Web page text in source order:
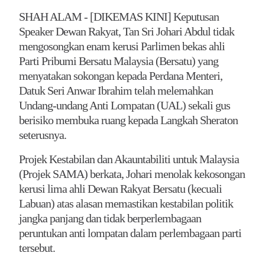
SHAH ALAM - [DIKEMAS KINI]Keputusan
Speaker Dewan Rakyat, Tan Sri Johari Abdul tidak
mengosongkan enam kerusi Parlimen bekas ahli
Parti Pribumi Bersatu Malaysia (Bersatu) yang
menyatakan sokongan kepada Perdana Menteri,
Datuk Seri Anwar Ibrahim telah melemahkan
Undang-undang Anti Lompatan (UAL) sekali gus
berisiko membuka ruang kepada Langkah Sheraton
seterusnya.
Projek Kestabilan dan Akauntabiliti untuk Malaysia
(Projek SAMA) berkata, Johari menolak kekosongan
kerusi lima ahli Dewan Rakyat Bersatu (kecuali
Labuan) atas alasan memastikan kestabilan politik
jangka panjang dan tidak berperlembagaan
peruntukan anti lompatan dalam perlembagaan parti
tersebut.